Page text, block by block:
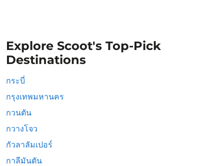
Explore Scoot's Top-Pick
Destinations
กระบี่
กรุงเทพมหานคร
กวนตัน
กวางโจว
กัวลาลัมเปอร์
กาลีมันตัน